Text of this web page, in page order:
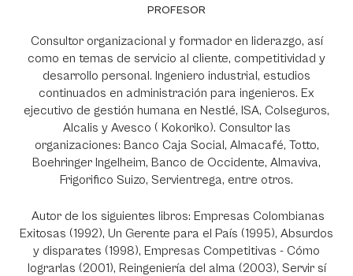
PROFESOR
Consultor organizacional y formador en liderazgo, así
como en temas de servicio al cliente, competitividad y
desarrollo personal. Ingeniero industrial, estudios
continuados en administración para ingenieros. Ex
ejecutivo de gestión humana en Nestlé, ISA, Colseguros,
Alcalis y Avesco ( Kokoriko). Consultor las
organizaciones: Banco Caja Social, Almacafé, Totto,
Boehringer Ingelheim, Banco de Occidente, Almaviva,
Frigorifico Suizo, Servientrega, entre otros.
Autor de los siguientes libros: Empresas Colombianas
Exitosas (1992), Un Gerente para el País (1995), Absurdos
y disparates (1998), Empresas Competitivas - Cómo
lograrlas (2001), Reingeniería del alma (2003), Servir sí